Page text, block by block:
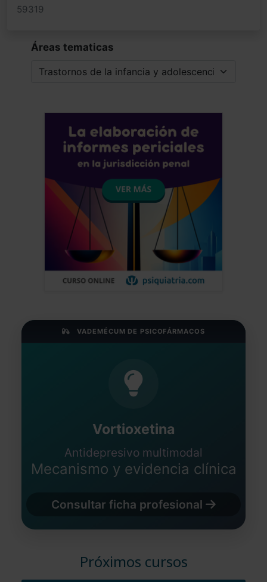
59319
Áreas tematicas
VADEMÉCUM DE PSICOFÁRMACOS
Vortioxetina
Antidepresivo multimodal
Mecanismo y evidencia clínica
Consultar ficha profesional
Próximos cursos